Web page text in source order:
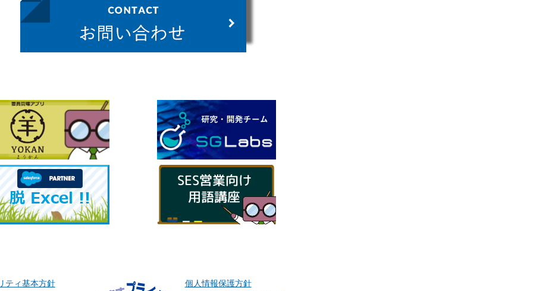
ティ基本方針
個人情報保護方針